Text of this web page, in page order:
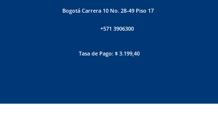
Bogotá Carrera 10 No. 28-49 Piso 17
+571 3906300
Tasa de Pago: $ 3.199,40